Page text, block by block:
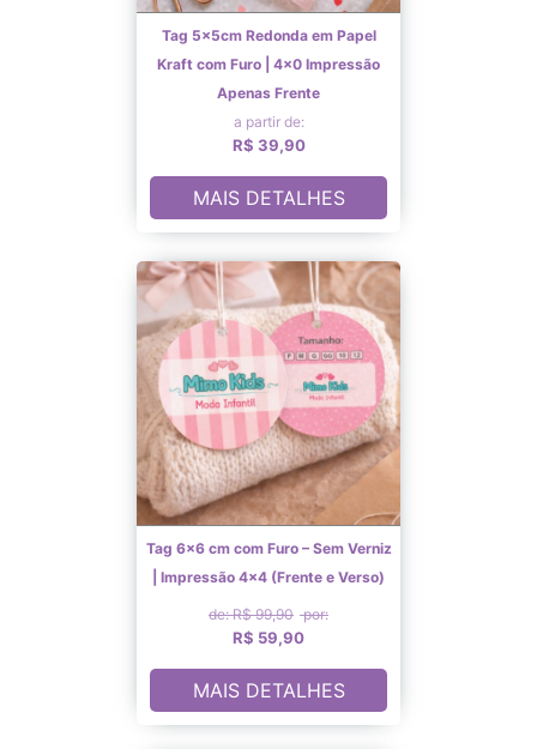
Tag 5x5cm Redonda em Papel
Kraft com Furo | 4x0 Impressão
Apenas Frente
a partir de:
R$ 39,90
MAIS DETALHES
Tag 6×6 cm com Furo – Sem Verniz
| Impressão 4×4 (Frente e Verso)
de: R$ 99,90 por:
R$ 59,90
MAIS DETALHES